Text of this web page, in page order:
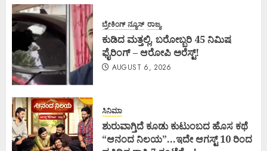
ಬ್ರೇಕಿಂಗ್ ನ್ಯೂಸ್ ರಾಜ್ಯ
ಕುಡಿದ ಮತ್ತಲ್ಲಿ, ಬರೋಬ್ಬರಿ 45 ನಿಮಿಷ
ಫೈರಿಂಗ್ – ಆರೋಪಿ ಅರೆಸ್ಟ್!
AUGUST 6, 2026
ಸಿನಿಮಾ
ಶುರುವಾಗ್ತಿದೆ ಕೂಡು ಕುಟುಂಬದ ಹೊಸ ಕಥೆ
“ಆನಂದ ನಿಲಯ”…ಇದೇ ಆಗಸ್ಟ್ 10 ರಿಂದ